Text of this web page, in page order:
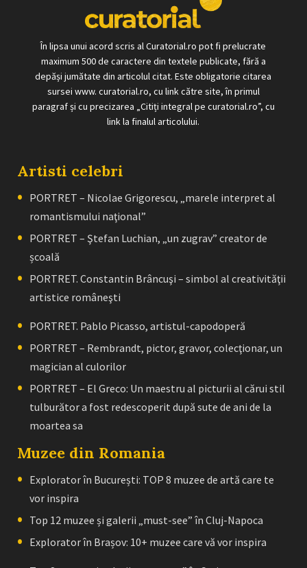
În lipsa unui acord scris al Curatorial.ro pot fi prelucrate
maximum 500 de caractere din textele publicate, fără a
depăși jumătate din articolul citat. Este obligatorie citarea
sursei www. curatorial.ro, cu link către site, în primul
paragraf și cu precizarea „Citiți integral pe curatorial.ro”, cu
link la finalul articolului.
Artisti celebri
PORTRET – Nicolae Grigorescu, „marele interpret al
romantismului naţional”
PORTRET – Ştefan Luchian, „un zugrav” creator de
școală
PORTRET. Constantin Brâncuşi – simbol al creativităţii
artistice româneşti
PORTRET. Pablo Picasso, artistul-capodoperă
PORTRET – Rembrandt, pictor, gravor, colecţionar, un
magician al culorilor
PORTRET – El Greco: Un maestru al picturii al cărui stil
tulburător a fost redescoperit după sute de ani de la
moartea sa
Muzee din Romania
Explorator în București: TOP 8 muzee de artă care te
vor inspira
Top 12 muzee și galerii „must-see” în Cluj-Napoca
Explorator în Brașov: 10+ muzee care vă vor inspira